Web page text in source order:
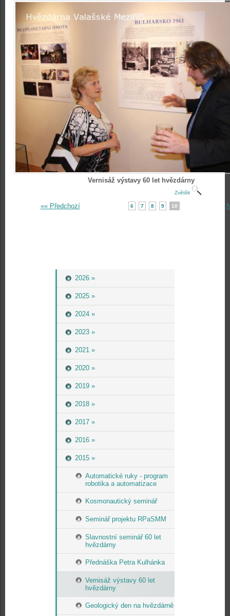
2026 »
2025 »
2024 »
2023 »
2021 »
2020 »
2019 »
2018 »
2017 »
2016 »
2015 »
Automatické ruky - program
robotika a automatizace
Kosmonautický seminář
Seminář projektu RPaSMM
Slavnostní seminář 60 let
hvězdárny
Přednáška Petra Kulhánka
Vernisáž výstavy 60 let
hvězdárny
Geologický den na hvězdárně
Vernisáž výstavy 60 let hvězdárny
Zvětšit
«« Předchozí 6 7 8 9 10